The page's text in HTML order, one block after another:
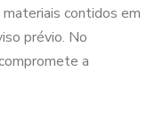
contidos em
prévio. No
a